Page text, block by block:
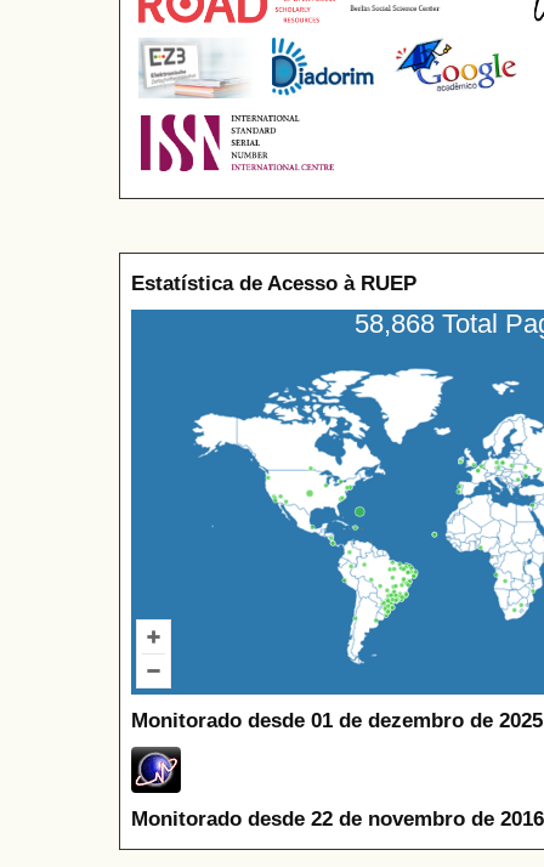
Estatística de Acesso à RUEP
58,868 Total
Monitorado desde 01 de dezembro de
Monitorado desde 22 de novembro de